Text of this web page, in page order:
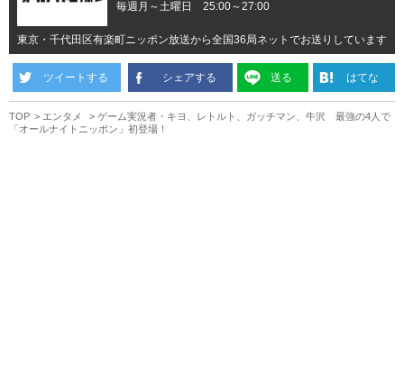
毎週月～土曜日 25:00～27:00
東京・千代田区有楽町ニッポン放送から全国36局ネットでお送りしています
ツイートする シェアする 送る はてな
TOP エンタメ
ゲーム実況者・キヨ、レトルト、ガッチマン、牛沢 最強の4人で
「オールナイトニッポン」初登場！